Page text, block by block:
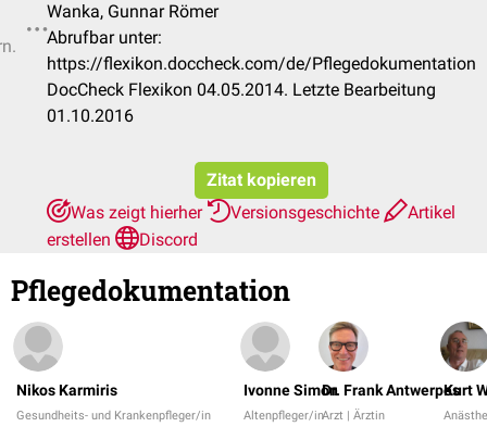
Wanka, Gunnar Römer
Abrufbar unter:
https://flexikon.doccheck.com/de/Pflegedokumentation
DocCheck Flexikon 04.05.2014. Letzte Bearbeitung
01.10.2016
Zitat kopieren
Was zeigt hierher
Versionsgeschichte
Artikel
erstellen
Discord
Pflegedokumentation
Nikos Karmiris
Gesundheits- und Krankenpfleger/in
Ivonne Simon
Altenpfleger/in
Dr. Frank Antwerpes
Arzt | Ärztin
Kurt